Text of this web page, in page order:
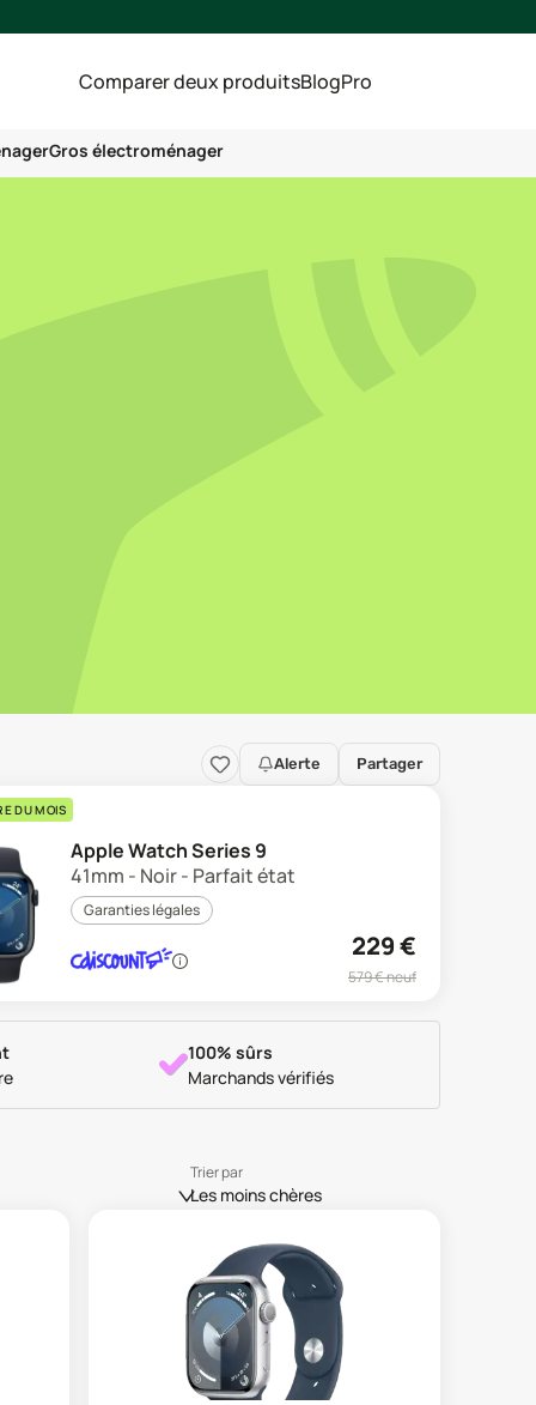
Comparer deux produitsBlogPro
Gros électroménager
Alerte Partager
DU MOIS
Apple Watch Series 9
41mm - Noir - Parfait état
Garanties légales
229€
579€ neuf
100% sûrs
Marchands vérifiés
Trier par
Les moins chères